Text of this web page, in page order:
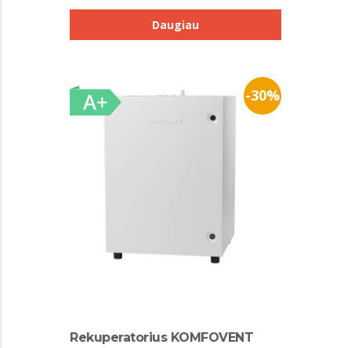
Daugiau
-30%
Rekuperatorius KOMFOVENT